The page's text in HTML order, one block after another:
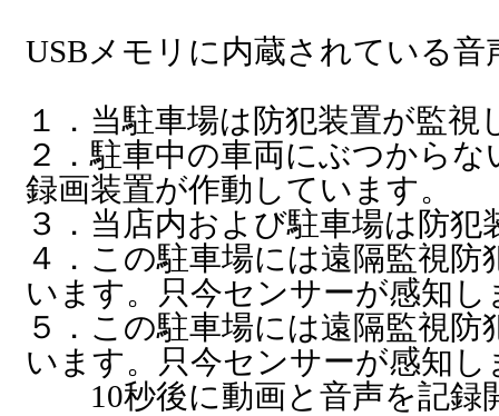
USBメモリに内蔵されている音
１．当駐車場は防犯装置が監視
２．駐車中の車両にぶつから
録画装置が作動しています。
３．当店内および駐車場は防犯
４．この駐車場には遠隔監視
います。只今センサーが感知し
５．この駐車場には遠隔監視
います。只今センサーが感知し
10秒後に動画と音声を記録